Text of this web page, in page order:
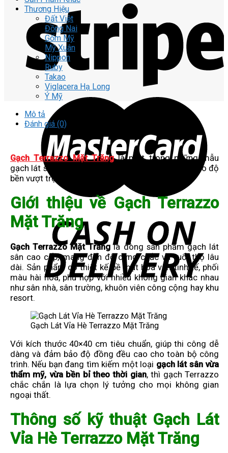
Thương Hiệu
Đất Việt
Đồng Nai
Gốm Mỹ
Mỹ Xuân
Nippon
Ruby
Takao
Viglacera Hạ Long
Ý Mỹ
Mô tả
Đánh giá (0)
Gạch Terrazzo Mặt Trănglà một trong những mẫu
gạch lát sân được ưa chuộng nhất hiện nay nhờ vào độ
bền vượt trội và tính thẩm mỹ cao.
Giới thiệu về Gạch Terrazzo
Mặt Trăng
Gạch Terrazzo Mặt Trăng là dòng sản phẩm gạch lát
sân cao cấp, mang đến độ cứng chắc và tuổi thọ lâu
dài. Sản phẩm có thiết kế bề mặt hoa văn tinh tế, phối
màu hài hòa, phù hợp với nhiều không gian khác nhau
như sân nhà, sân trường, khuôn viên công cộng hay khu
resort.
Gạch Lát Vỉa Hè Terrazzo Mặt Trăng
Với kích thước 40×40 cm tiêu chuẩn, giúp thi công dễ
dàng và đảm bảo độ đồng đều cao cho toàn bộ công
trình. Nếu bạn đang tìm kiếm một loại gạch lát sân vừa
thẩm mỹ, vừa bền bỉ theo thời gian, thì gạch Terrazzo
chắc chắn là lựa chọn lý tưởng cho mọi không gian
ngoại thất.
Thông số kỹ thuật Gạch Lát
Vỉa Hè Terrazzo Mặt Trăng